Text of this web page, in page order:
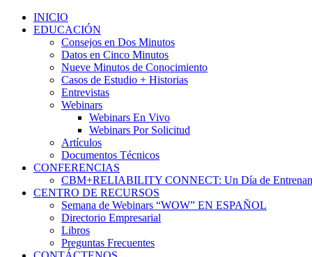
INICIO
EDUCACIÓN
Consejos en Dos Minutos
Datos en Cinco Minutos
Nueve Minutos de Conocimiento
Casos de Estudio + Historias
Entrevistas
Webinars
Webinars En Vivo
Webinars Por Solicitud
Artículos
Documentos Técnicos
CONFERENCIAS
CBM+RELIABILITY CONNECT: Un Día de
CENTRO DE RECURSOS
Semana de Webinars “WOW” EN ESPAÑOL
Directorio Empresarial
Libros
Preguntas Frecuentes